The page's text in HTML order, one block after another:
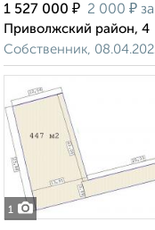
1 527 000 ₽ 2 000 ₽
Приволжский район, 4
Собственник,
1